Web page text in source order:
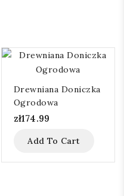
Drewniana Doniczka
Ogrodowa
zł174.99
Add To Cart